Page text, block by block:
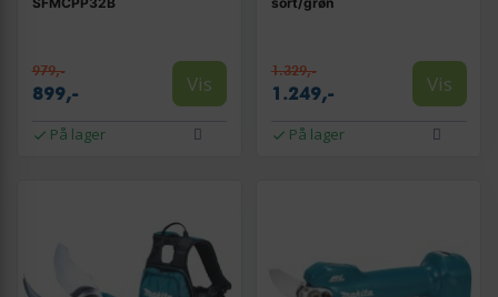
979,-
899,- Vis
På lager
1.329,-
1.249,- Vis
På lager